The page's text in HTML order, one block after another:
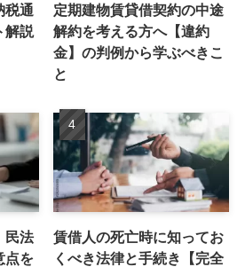
税通
解説
定期建物賃貸借契約の中途
解約を考える方へ【違約
金】の判例から学ぶべきこ
と
民法
点を
賃借人の死亡時に知ってお
くべき法律と手続き【完全